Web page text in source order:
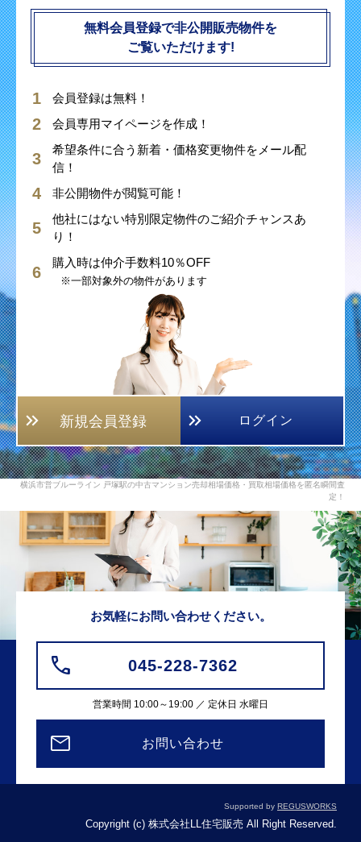
無料会員登録で非公開販売物件を
ご覧いただけます!
会員登録は無料！
会員専用マイページを作成！
希望条件に合う新着・価格変更物件をメール配
信！
非公開物件が閲覧可能！
他社にはない特別限定物件のご紹介チャンスあ
り！
購入時は仲介手数料10％OFF
※一部対象外の物件があります
新規会員登録 ログイン
横浜市営ブルーライン 戸塚駅の中古マンション売却相場価格・買取相場価格を匿名瞬間査
定！
お気軽にお問い合わせください。
045-228-7362
営業時間 10:00～19:00 ／ 定休日 水曜日
お問い合わせ
Supported by REGUSWORKS
Copyright (c) 株式会社LL住宅販売 All Right Reserved.